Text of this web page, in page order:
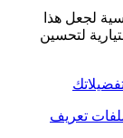
لجعل هذا
لتحسين
تعريف